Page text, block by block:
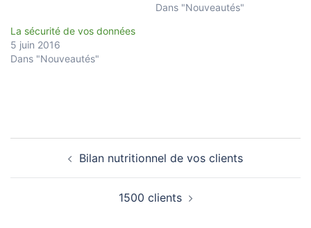
Dans "Nouveautés"
La sécurité de vos données
5 juin 2016
Dans "Nouveautés"
d’article Bilan nutritionnel de vos clients
1500 clients